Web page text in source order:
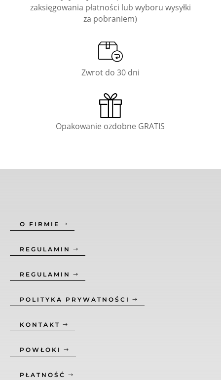
zaksięgowania płatności lub wyboru wysyłki
za pobraniem)
Zwrot do 30 dni
Opakowanie ozdobne GRATIS
O FIRMIE
REGULAMIN
REGULAMIN
POLITYKA PRYWATNOŚCI
KONTAKT
POWŁOKI
PŁATNOŚĆ